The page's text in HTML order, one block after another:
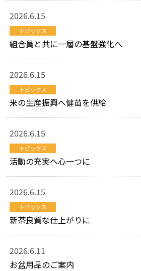
2026.6.15
トピックス
組合員と共に一層の基盤強化へ
2026.6.15
トピックス
米の生産振興へ健苗を供給
2026.6.15
トピックス
活動の充実へ心一つに
2026.6.15
トピックス
新茶良質な仕上がりに
2026.6.11
お盆用品のご案内